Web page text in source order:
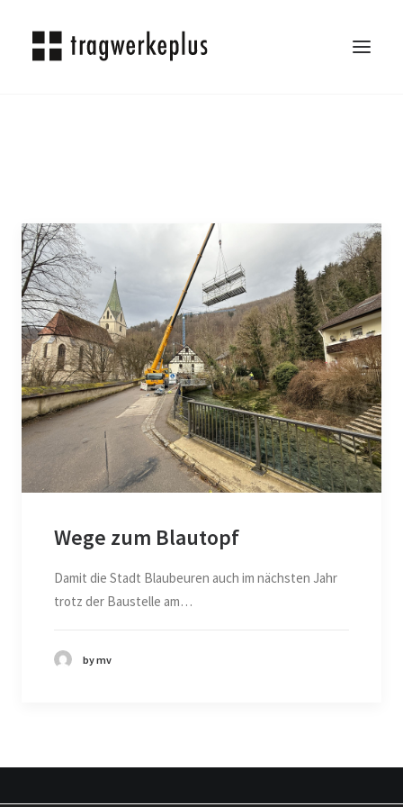
ÜBER UNS
KARRIERE
KONTAKT
SEARCH
Wege zum Blautopf
Damit die Stadt Blaubeuren auch im nächsten Jahr
trotz der Baustelle am…
by mv